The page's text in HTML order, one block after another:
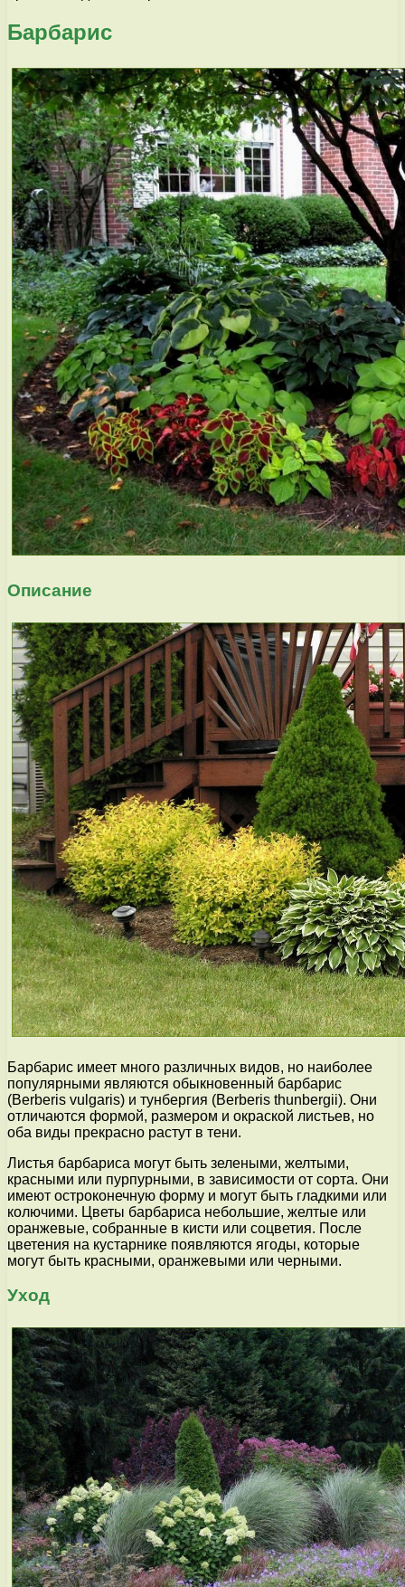
Барбарис
Описание
Барбарис имеет много различных видов, но наиболее
популярными являются обыкновенный барбарис
(Berberis vulgaris) и тунбергия (Berberis thunbergii). Они
отличаются формой, размером и окраской листьев, но
оба виды прекрасно растут в тени.
Листья барбариса могут быть зелеными, желтыми,
красными или пурпурными, в зависимости от сорта. Они
имеют остроконечную форму и могут быть гладкими или
колючими. Цветы барбариса небольшие, желтые или
оранжевые, собранные в кисти или соцветия. После
цветения на кустарнике появляются ягоды, которые
могут быть красными, оранжевыми или черными.
Уход